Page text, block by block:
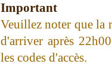
Important
Veuillez noter que la
d'arriver après
les codes d'accès.